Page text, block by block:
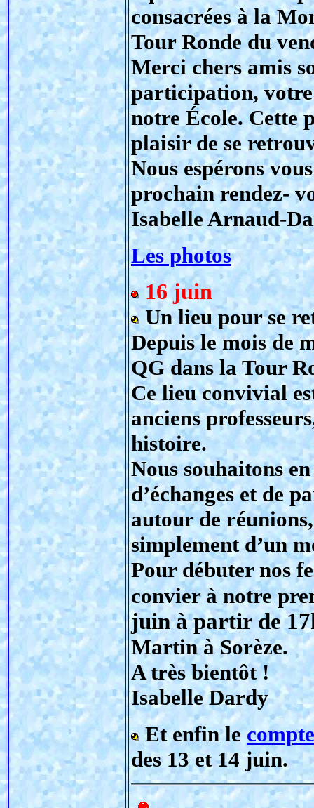
consacrées à la
Tour Ronde du
Merci chers amis
participation, votre
notre École. Cette
plaisir de se
Nous espérons
prochain rendez-
Isabelle Arnaud-
Les photos
16 juin
Un lieu pour se
Depuis le mois de
QG dans la Tour
Ce lieu convivial
anciens
histoire.
Nous souhaitons
d’échanges et de
autour de
simplement d’un
Pour débuter nos
convier à notre
juin à partir de
Martin à Sorèze.
A très bientôt !
Isabelle Dardy
Et enfin le
des 13 et 14 juin.